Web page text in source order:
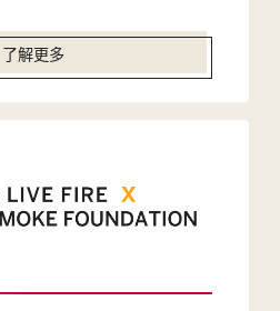
了解更多